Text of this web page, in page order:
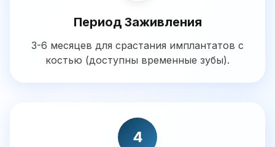
Период Заживления
3-6 месяцев для срастания имплантатов с
костью (доступны временные зубы).
4